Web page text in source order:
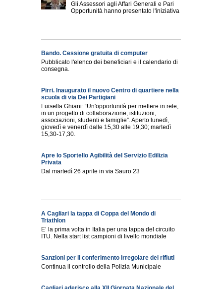
Gli Assessori agli Affari Generali e Pari
Opportunità hanno presentato l'iniziativa
Bando. Cessione gratuita di computer
Pubblicato l'elenco dei beneficiari e il calendario di
consegna.
Pirri. Inaugurato il nuovo Centro di quartiere nella
scuola di via Dei Partigiani
Luisella Ghiani: “Un'opportunità per mettere in rete,
in un progetto di collaborazione, istituzioni,
associazioni, studenti e famiglie”. Aperto lunedì,
giovedì e venerdì dalle 15,30 alle 19,30; martedì
15,30-17,30.
Apre lo Sportello Agibilità del Servizio Edilizia
Privata
Dal martedì 26 aprile in via Sauro 23
A Cagliari la tappa di Coppa del Mondo di
Triathlon
E’ la prima volta in Italia per una tappa del circuito
ITU. Nella start list campioni di livello mondiale
Sanzioni per il conferimento irregolare dei rifiuti
Continua il controllo della Polizia Municipale